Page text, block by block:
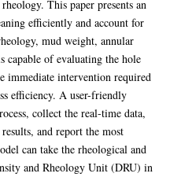
This paper presents an
efficiently and account for
mud weight, annular
capable of evaluating the hole
immediate intervention required
efficiency. A user-friendly
collect the real-time data,
and report the most
can take the rheological and
and Rheology Unit (DRU) in